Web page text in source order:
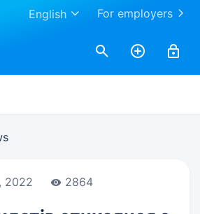
For employers
English
2022 2864